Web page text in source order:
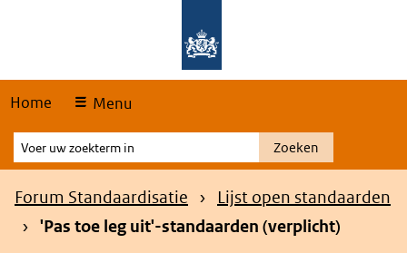
Home Menu
Voer
uw
zoekterm
Zoeken
Kruimelpad
Forum Standaardisatie
Lijst open standaarden
'Pas toe leg uit'-standaarden (verplicht)